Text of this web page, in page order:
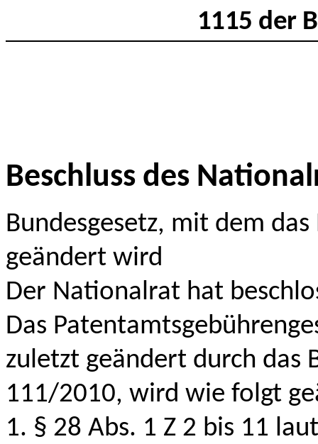
1115 der
Beschluss des
Bundesgesetz, mit dem
geändert wird
Der Nationalrat hat
Das
zuletzt geändert durch das
111/2010, wird wie folgt
1. § 28 Abs. 1 Z 2 bis 11